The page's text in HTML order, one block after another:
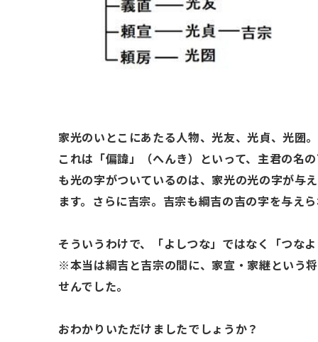
家光のいとこにあたる人物、光友、光貞、光圀
これは「偏諱」（へんき）といって、主君の名
も光の字がついているのは、家光の光の字が与
ます。さらに吉宗。吉宗も綱吉の吉の字を与えら
そういうわけで、「よしつな」ではなく「つな
※本当は綱吉と吉宗の間に、家宣・家継という
せんでした。
おわかりいただけましたでしょうか？